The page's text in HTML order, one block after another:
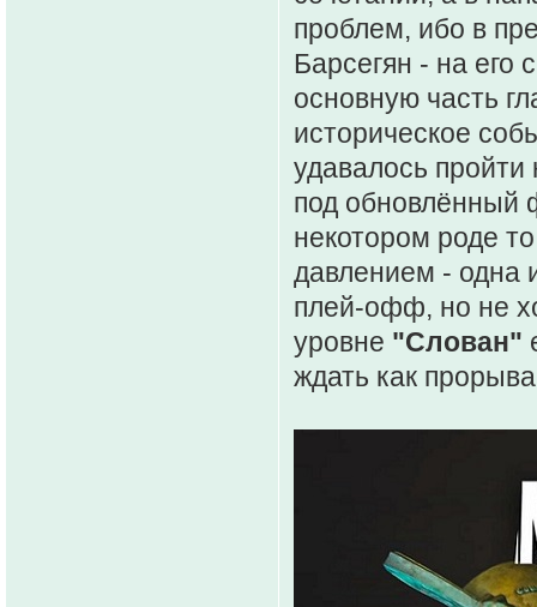
проблем, ибо в
Барсегян - на его
основную часть
историческое
удавалось
под обновлённый
некотором роде
давлением - одна
плей-офф, но не
уровне "Слован"
ждать как